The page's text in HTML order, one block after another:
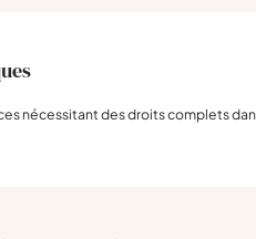
nécessitant des droits complets